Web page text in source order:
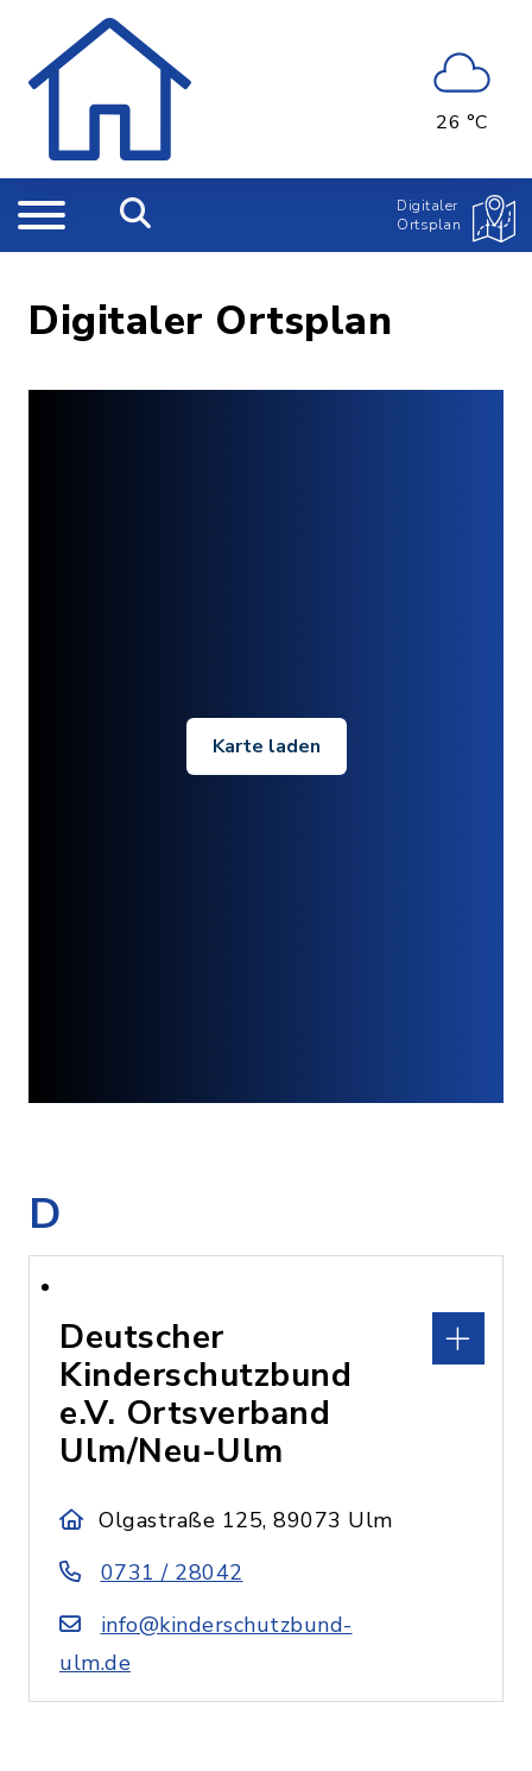
26 °C
Digitaler
Ortsplan
Digitaler Ortsplan
Karte laden
D
Deutscher
Kinderschutzbund
e.V. Ortsverband
Ulm/Neu-Ulm
Olgastraße 125, 89073 Ulm
0731 / 28042
info@kinderschutzbund-
ulm.de